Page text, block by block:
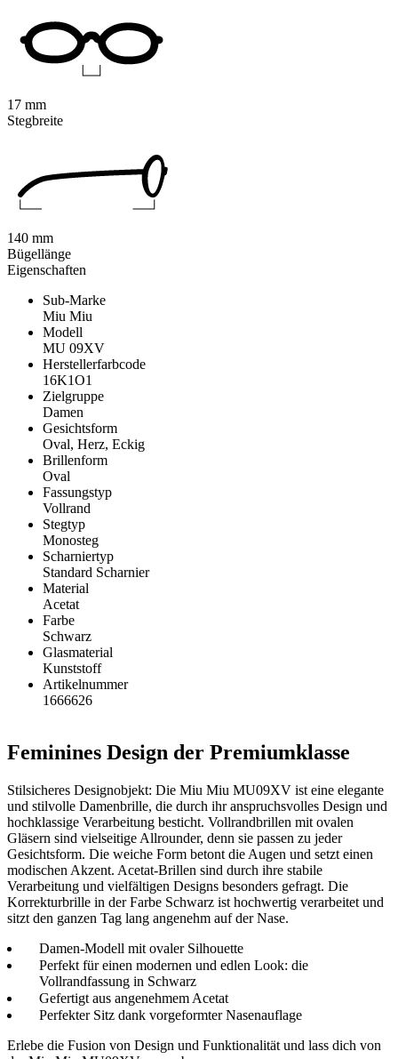
Eigenschaften
Sub-Marke
Miu Miu
Modell
MU 09XV
Herstellerfarbcode
16K1O1
Zielgruppe
Damen
Gesichtsform
Oval, Herz, Eckig
Brillenform
Oval
Fassungstyp
Vollrand
Stegtyp
Monosteg
Scharniertyp
Standard Scharnier
Material
Acetat
Farbe
Schwarz
Glasmaterial
Kunststoff
Artikelnummer
1666626
Feminines Design der Premiumklasse
Stilsicheres Designobjekt: Die Miu Miu MU09XV ist eine elegante
und stilvolle Damenbrille, die durch ihr anspruchsvolles Design und
hochklassige Verarbeitung besticht. Vollrandbrillen mit ovalen
Gläsern sind vielseitige Allrounder, denn sie passen zu jeder
Gesichtsform. Die weiche Form betont die Augen und setzt einen
modischen Akzent. Acetat-Brillen sind durch ihre stabile
Verarbeitung und vielfältigen Designs besonders gefragt. Die
Korrekturbrille in der Farbe Schwarz ist hochwertig verarbeitet und
sitzt den ganzen Tag lang angenehm auf der Nase.
Damen-Modell mit ovaler Silhouette
Perfekt für einen modernen und edlen Look: die
Vollrandfassung in Schwarz
Gefertigt aus angenehmem Acetat
Perfekter Sitz dank vorgeformter Nasenauflage
Erlebe die Fusion von Design und Funktionalität und lass dich von
17 mm
Stegbreite
140 mm
Bügellänge